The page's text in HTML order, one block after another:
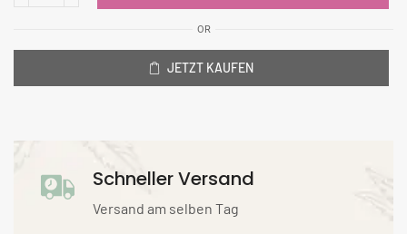
OR
JETZT KAUFEN
Schneller Versand
Versand am selben Tag